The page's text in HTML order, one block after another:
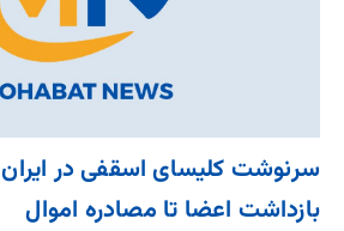
سرنوشت کلیسای اسقفی در
بازداشت اعضا تا مصادره اموال